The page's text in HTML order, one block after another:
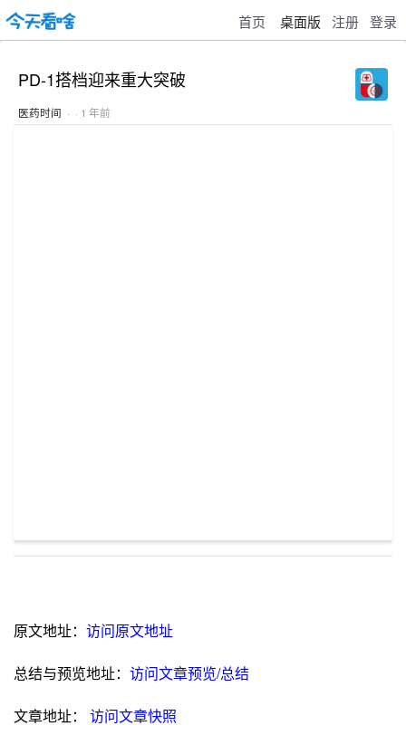
首页 桌面版 注册 登录
PD-1搭档迎来重大突破
医药时间 · · 1 年前
原文地址： 访问原文地址
总结与预览地址： 访问文章预览/总结
文章地址： 访问文章快照